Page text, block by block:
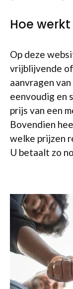
Hoe
Op deze
vrijblijvende
aanvragen
eenvoudig en
prijs van een
Bovendien
welke prijzen
U betaalt zo